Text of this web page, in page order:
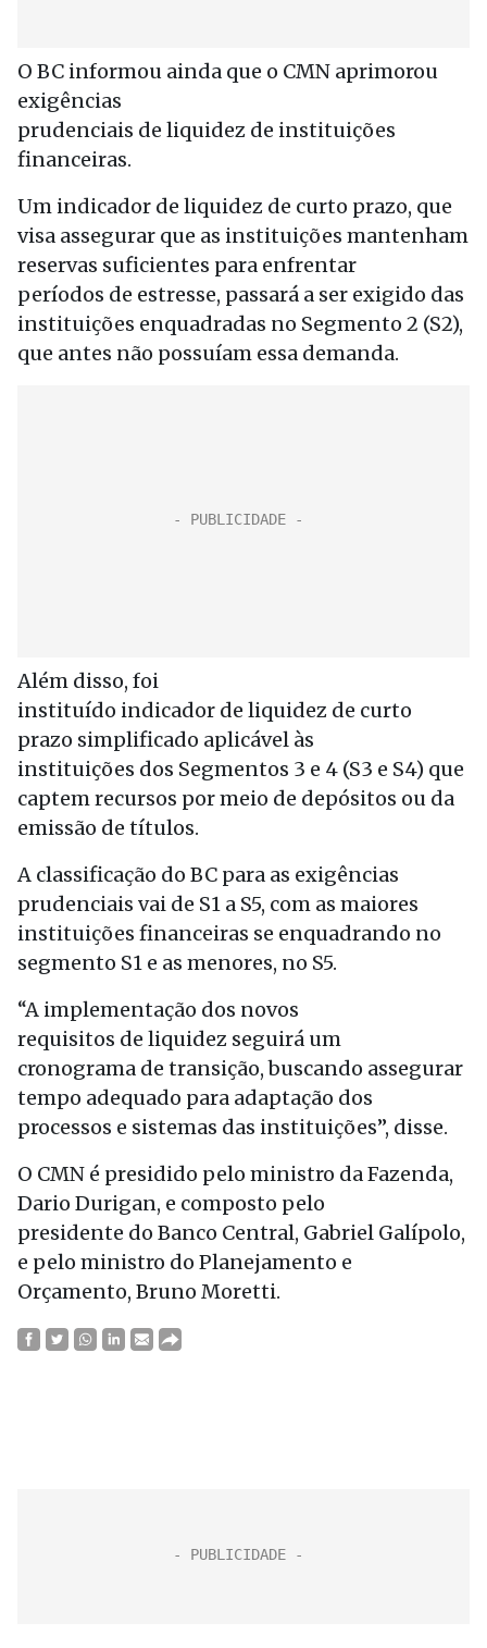
O BC informou ainda que o CMN aprimorou
exigências
prudenciais de liquidez de instituições
financeiras.
Um indicador de liquidez de curto prazo, que
visa assegurar que as instituições mantenham
reservas suficientes para enfrentar
períodos de estresse, passará a ser exigido das
instituições enquadradas no Segmento 2 (S2),
que antes não possuíam essa demanda.
Além disso, foi
instituído indicador de liquidez de curto
prazo simplificado aplicável às
instituições dos Segmentos 3 e 4 (S3 e S4) que
captem recursos por meio de depósitos ou da
emissão de títulos.
A classificação do BC para as exigências
prudenciais vai de S1 a S5, com as maiores
instituições financeiras se enquadrando no
segmento S1 e as menores, no S5.
“A implementação dos novos
requisitos de liquidez seguirá um
cronograma de transição, buscando assegurar
tempo adequado para adaptação dos
processos e sistemas das instituições”, disse.
O CMN é presidido pelo ministro da Fazenda,
Dario Durigan, e composto pelo
presidente do Banco Central, Gabriel Galípolo,
e pelo ministro do Planejamento e
Orçamento, Bruno Moretti.